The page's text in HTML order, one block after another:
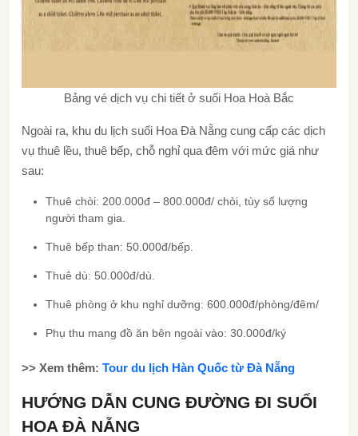
Bảng vé dịch vụ chi tiết ở suối Hoa Hoà Bắc
Ngoài ra, khu du lịch suối Hoa Đà Nẵng cung cấp các dịch
vụ thuê lều, thuê bếp, chỗ nghỉ qua đêm với mức giá như
sau:
Thuê chòi: 200.000đ – 800.000đ/ chòi, tùy số lượng
người tham gia.
Thuê bếp than: 50.000đ/bếp.
Thuê dù: 50.000đ/dù.
Thuê phòng ở khu nghỉ dưỡng: 600.000đ/phòng/đêm/
Phụ thu mang đồ ăn bên ngoài vào: 30.000đ/ký
>> Xem thêm: Tour du lịch Hàn Quốc từ Đà Nẵng
HƯỚNG DẪN CUNG ĐƯỜNG ĐI SUỐI
HOA ĐÀ NẴNG